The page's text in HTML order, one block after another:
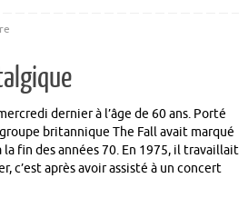
dernier à l’âge de 60 ans. Porté
britannique The Fall avait marqué
fin des années 70. En 1975, il travaillait
c’est après avoir assisté à un concert